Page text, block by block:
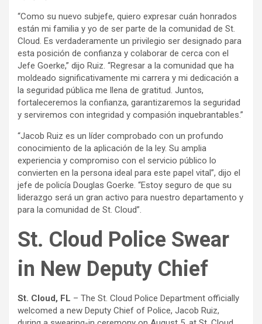
“Como su nuevo subjefe, quiero expresar cuán honrados
están mi familia y yo de ser parte de la comunidad de St.
Cloud. Es verdaderamente un privilegio ser designado para
esta posición de confianza y colaborar de cerca con el
Jefe Goerke,” dijo Ruiz. “Regresar a la comunidad que ha
moldeado significativamente mi carrera y mi dedicación a
la seguridad pública me llena de gratitud. Juntos,
fortaleceremos la confianza, garantizaremos la seguridad
y serviremos con integridad y compasión inquebrantables.”
“Jacob Ruiz es un líder comprobado con un profundo
conocimiento de la aplicación de la ley. Su amplia
experiencia y compromiso con el servicio público lo
convierten en la persona ideal para este papel vital”, dijo el
jefe de policía Douglas Goerke. “Estoy seguro de que su
liderazgo será un gran activo para nuestro departamento y
para la comunidad de St. Cloud”.
St. Cloud Police Swear
in New Deputy Chief
St. Cloud, FL – The St. Cloud Police Department officially
welcomed a new Deputy Chief of Police, Jacob Ruiz,